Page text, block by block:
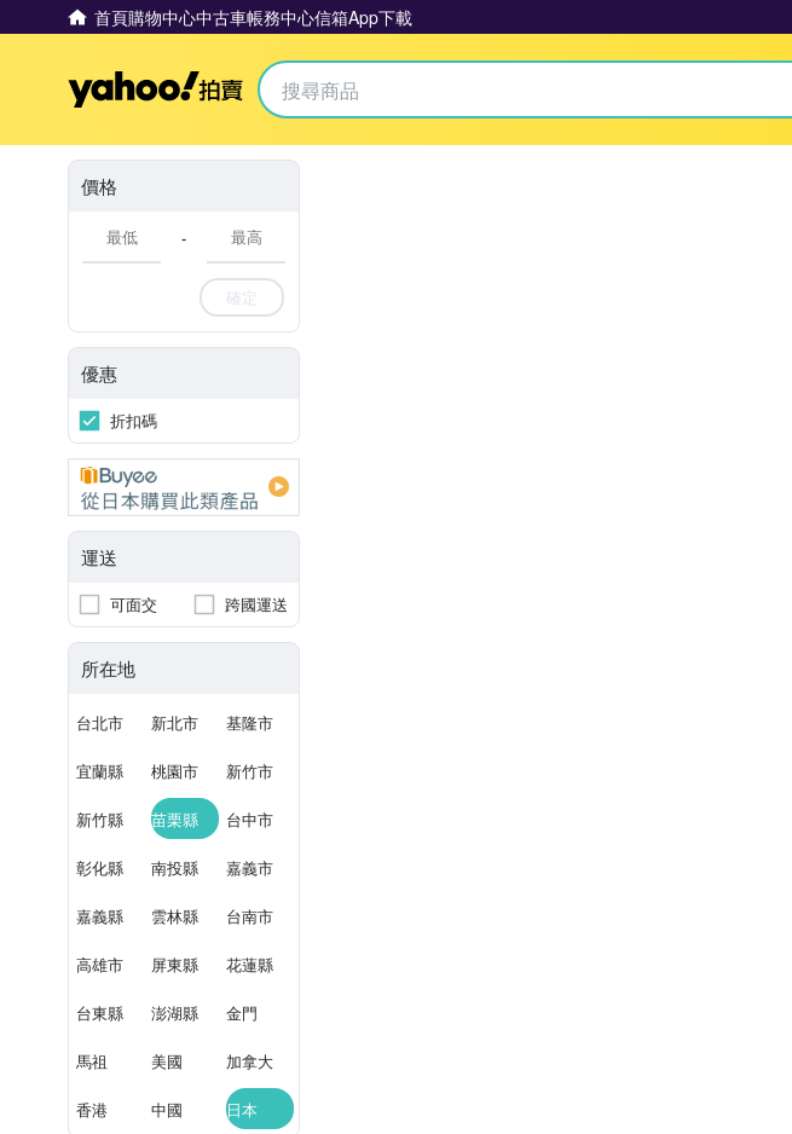
首頁購物中心中古車帳務中心信箱App下載
Yahoo拍賣
價格
-
確定
優惠
折扣碼
運送
可面交 跨國運送
所在地
台北市 新北市 基隆市
宜蘭縣 桃園市 新竹市
新竹縣 苗栗縣 台中市
彰化縣 南投縣 嘉義市
嘉義縣 雲林縣 台南市
高雄市 屏東縣 花蓮縣
台東縣 澎湖縣 金門
馬祖 美國 加拿大
香港 中國 日本